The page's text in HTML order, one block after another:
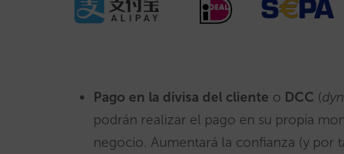
Pago en la divisa del cliente o DCC (
podrán realizar el pago en su propia
negocio. Aumentará la confianza (y por